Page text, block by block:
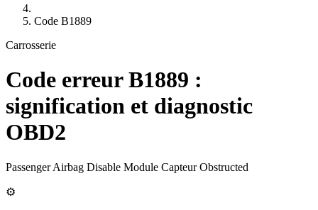
Code B1889
Carrosserie
Code erreurB1889 :
signification et diagnostic
OBD2
Passenger Airbag Disable Module Capteur Obstructed
⚙️